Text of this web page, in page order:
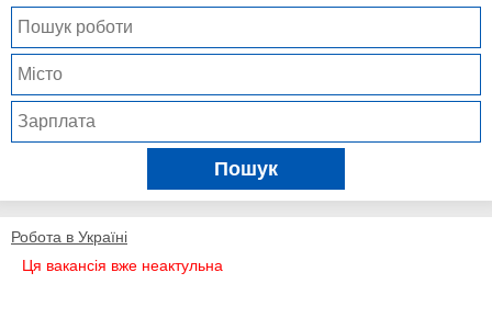
Пошук
Робота в Україні
Ця вакансія вже неактульна